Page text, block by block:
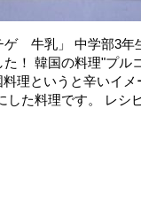
牛乳」 中学部3年
！ 韓国の料理"プル
理というと辛いイ
た料理です。 レシ